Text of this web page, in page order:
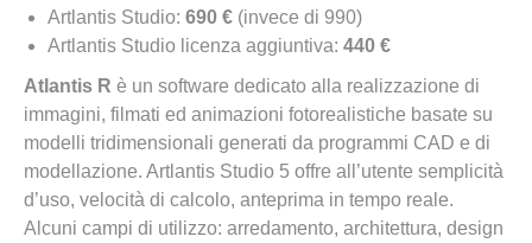
Artlantis Studio: 690 € (invece di 990)
Artlantis Studio licenza aggiuntiva: 440 €
Atlantis R è un software dedicato alla realizzazione di
immagini, filmati ed animazioni fotorealistiche basate su
modelli tridimensionali generati da programmi CAD e di
modellazione. Artlantis Studio 5 offre all’utente semplicità
d’uso, velocità di calcolo, anteprima in tempo reale.
Alcuni campi di utilizzo: arredamento, architettura, design